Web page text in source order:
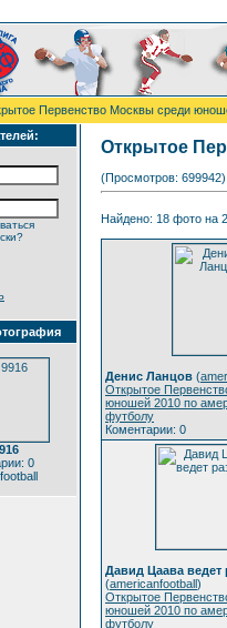
Первенство Москвы среди
0
Открытое
(Просмотров: 699942)
Найдено: 18 фото на
Денис Ланцов (
Открытое
юношей 2010 по
футболу
Коментарии: 0
Давид Цаава ведет
(americanfootball)
Открытое
юношей 2010 по
футболу